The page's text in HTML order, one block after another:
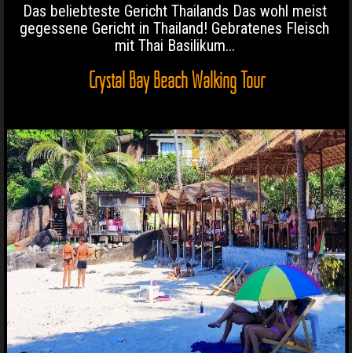
Das beliebteste Gericht Thailands Das wohl meist
gegessene Gericht in Thailand! Gebratenes Fleisch
mit Thai Basilikum...
Crystal Bay Beach Walking Tour